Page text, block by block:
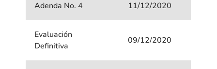
Adenda No. 4 11/12/2020
Evaluación
Definitiva
09/12/2020